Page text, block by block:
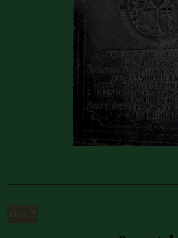
Graf 7